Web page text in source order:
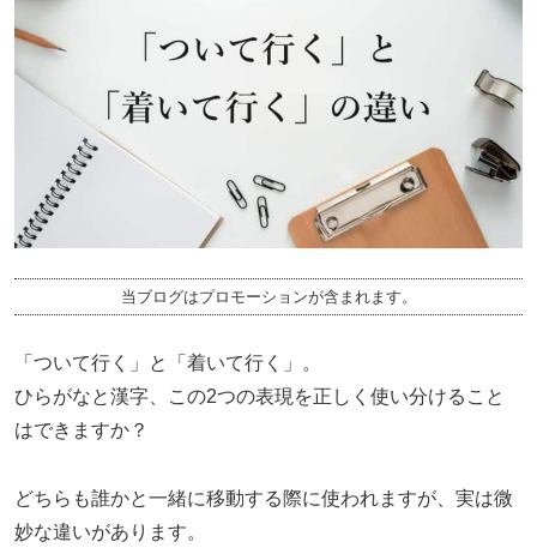
当ブログはプロモーションが含まれます。
「ついて行く」と「着いて行く」。
ひらがなと漢字、この2つの表現を正しく使い分けること
はできますか？
どちらも誰かと一緒に移動する際に使われますが、実は微
妙な違いがあります。